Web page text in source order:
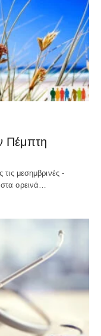
Πέμπτη
τις μεσημβρινές -
ορεινά…